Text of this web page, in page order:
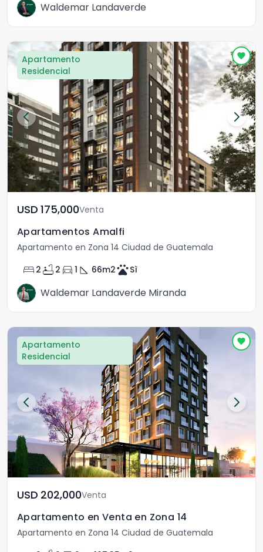
Waldemar Landaverde
Apartamento
Residencial
USD	175,000Venta
Apartamentos Amalfi
Apartamento en Zona 14 Ciudad de Guatemala
bed 2 bathtub 2 directions_car 1 square_foot 66m2petsSì
Waldemar Landaverde Miranda
Apartamento
Residencial
USD	202,000Venta
Apartamento en Venta en Zona 14
Apartamento en Zona 14 Ciudad de Guatemala